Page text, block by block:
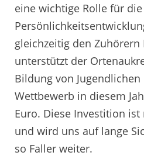
eine wichtige Rolle für die
gleichzeitig den Zuhörern
unterstützt der
Bildung von
Wettbewerb in diesem
Euro. Diese Investition
und wird uns auf lange
so Faller weiter.